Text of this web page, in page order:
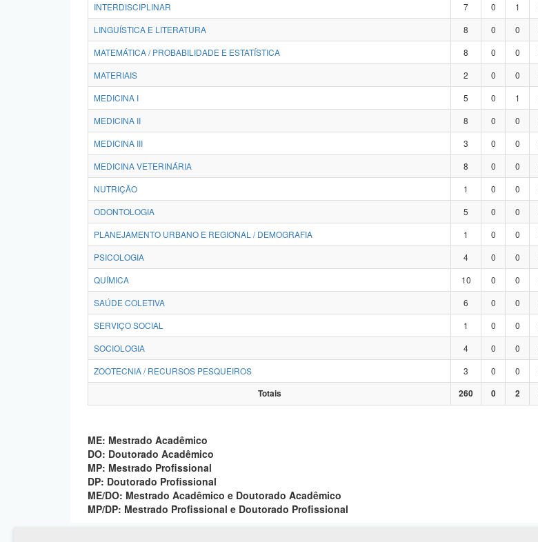
INTERDISCIPLINAR
7 0 1
LINGUÍSTICA E LITERATURA
8 0 0
MATEMÁTICA / PROBABILIDADE E ESTATÍSTICA
8 0 0
MATERIAIS
2 0 0
MEDICINA I
5 0 1
MEDICINA II
8 0 0
MEDICINA III
3 0 0
MEDICINA VETERINÁRIA
8 0 0
NUTRIÇÃO
1 0 0
ODONTOLOGIA
5 0 0
PLANEJAMENTO URBANO E REGIONAL / DEMOGRAFIA
1 0 0
PSICOLOGIA
4 0 0
QUÍMICA
10 0 0
SAÚDE COLETIVA
6 0 0
SERVIÇO SOCIAL
1 0 0
SOCIOLOGIA
4 0 0
ZOOTECNIA / RECURSOS PESQUEIROS
3 0 0
Totais
260 0 2
ME: Mestrado Acadêmico
DO: Doutorado Acadêmico
MP: Mestrado Profissional
DP: Doutorado Profissional
ME/DO: Mestrado Acadêmico e Doutorado Acadêmico
MP/DP: Mestrado Profissional e Doutorado Profissional